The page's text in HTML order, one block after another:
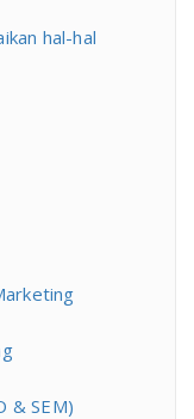
hal-hal
& SEM)